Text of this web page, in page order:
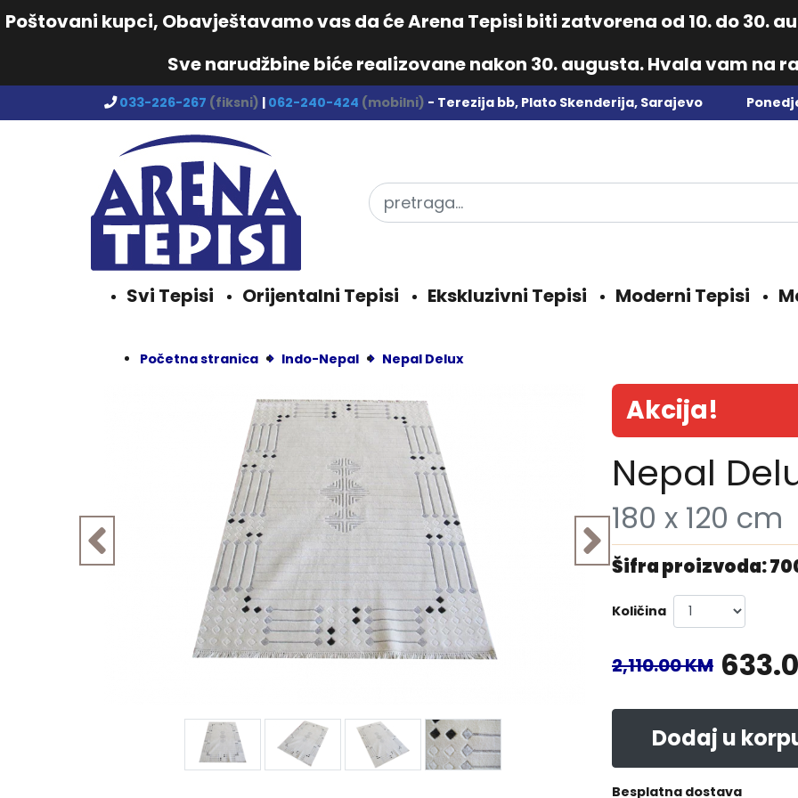
Poštovani kupci, Obavještavamo vas da će Arena Tepisi biti zatvorena od 10. do 30.
Sve narudžbine biće realizovane nakon 30. augusta. Hvala vam na
033-226-267 (fiksni) | 062-240-424 (mobilni) - Terezija bb, Plato Skenderija, Sarajevo
Svi Tepisi Orijentalni Tepisi Ekskluzivni Tepisi Moderni Tepisi
Početna stranica Indo-Nepal Nepal Delux
Akcija!
Nepal
180 x 120 cm
Šifra proizvoda:
Količina
2,110.00 KM
Dodaj u
Besplatna dostava